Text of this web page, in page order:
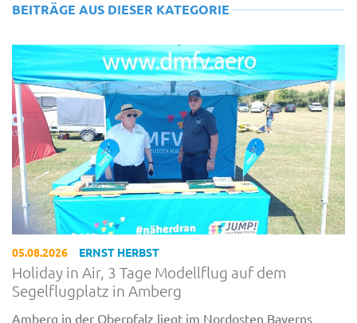
BEITRÄGE AUS DIESER KATEGORIE
05.08.2026 ERNST HERBST
Holiday in Air, 3 Tage Modellflug auf dem
Segelflugplatz in Amberg
Amberg in der Oberpfalz liegt im Nordosten Bayerns